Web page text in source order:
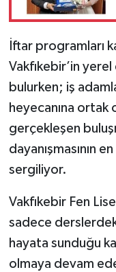
İftar programları
Vakfıkebir’in
bulurken; iş
heyecanına
gerçekleşen
dayanışmasının
sergiliyor.
Vakfıkebir Fen
sadece
hayata sunduğu
olmaya devam